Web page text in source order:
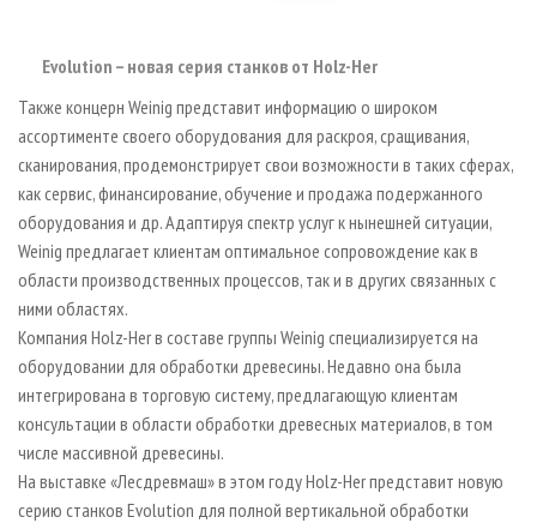
Evolution – новая серия станков от Holz-Her
Также концерн Weinig представит информацию о широком
ассортименте своего оборудования для раскроя, сращивания,
сканирования, продемонстрирует свои возможности в таких сферах,
как сервис, финансирование, обучение и продажа подержанного
оборудования и др. Адаптируя спектр услуг к нынешней ситуации,
Weinig предлагает клиентам оптимальное сопровождение как в
области производственных процессов, так и в других связанных с
ними областях.
Компания Holz-Her в составе группы Weinig специализируется на
оборудовании для обработки древесины. Недавно она была
интегрирована в торговую систему, предлагающую клиентам
консультации в области обработки древесных материалов, в том
числе массивной древесины.
На выставке «Лесдревмаш» в этом году Holz-Her представит новую
серию станков Evolution для полной вертикальной обработки